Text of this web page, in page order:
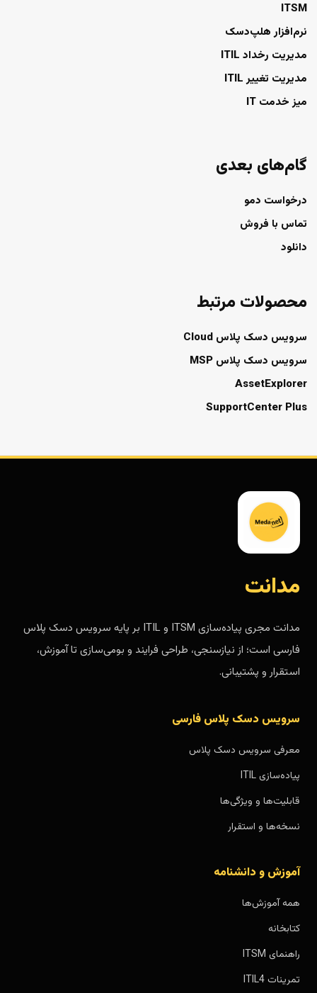
ITSM
نرم‌افزار هلپ‌دسک
مدیریت رخداد ITIL
مدیریت تغییر ITIL
میز خدمت IT
گام‌های بعدی
درخواست دمو
تماس با فروش
دانلود
محصولات مرتبط
سرویس دسک پلاس Cloud
سرویس دسک پلاس MSP
AssetExplorer
SupportCenter Plus
مدانت
مدانت مجری پیاده‌سازی ITSM و ITIL بر پایه سرویس دسک پلاس
فارسی است؛ از نیازسنجی، طراحی فرایند و بومی‌سازی تا آموزش،
استقرار و پشتیبانی.
سرویس دسک پلاس فارسی
معرفی سرویس دسک پلاس
پیاده‌سازی ITIL
قابلیت‌ها و ویژگی‌ها
نسخه‌ها و استقرار
آموزش و دانشنامه
همه آموزش‌ها
کتابخانه
راهنمای ITSM
تمرینات ITIL4